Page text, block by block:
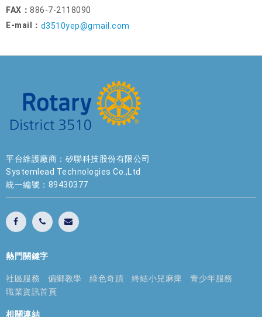
FAX： 886-7-2118090
E-mail： d3510yep@gmail.com
平台維護廠商：矽聯科技股份有限公司
Systemlead Technologies Co.,Ltd
統一編號：89430377
熱門關鍵字
社區服務 偏鄉教學 綠色奇蹟 終結小兒麻痺
青少年服務
職業資訊首頁
相關連結